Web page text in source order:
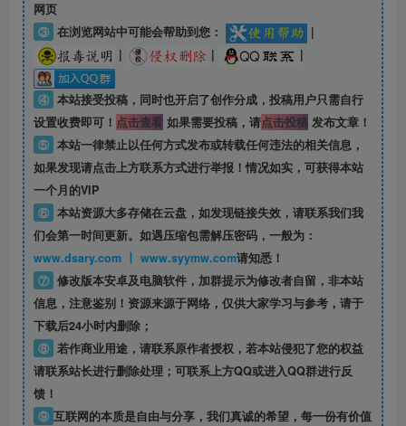
网页
③ 在浏览网站中可能会帮助到您：
|
|
| |
④ 本站接受投稿，同时也开启了创作分成，投稿用户只需自行
设置收费即可！ 点击查看如果需要投稿，请点击投稿发布文章！
⑤ 本站一律禁止以任何方式发布或转载任何违法的相关信息，
如果发现请点击上方联系方式进行举报！情况如实，可获得本站
一个月的VIP
⑥ 本站资源大多存储在云盘，如发现链接失效，请联系我们我
们会第一时间更新。如遇压缩包需解压密码，一般为：
www.dsary.com 丨 www.syymw.com请知悉！
⑦ 修改版本安卓及电脑软件，加群提示为修改者自留， 非本站
信息，注意鉴别！资源来源于网络，仅供大家学习与参考，请于
下载后24小时内删除；
⑧ 若作商业用途，请联系原作者授权，若本站侵犯了您的权益
请联系站长进行删除处理；可联系上方QQ或进入QQ群进行反
馈！
⑨ 互联网的本质是自由与分享，我们真诚的希望，每一份有价值